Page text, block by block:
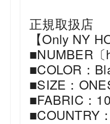
正規取扱店
【Only NY
■NUMBER
■COLOR：
■SIZE：
■FABRIC：
■COUNTRY